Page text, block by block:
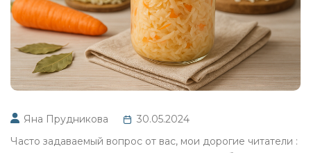
Яна Прудникова
30.05.2024
Часто задаваемый вопрос от вас, мои дорогие читатели :